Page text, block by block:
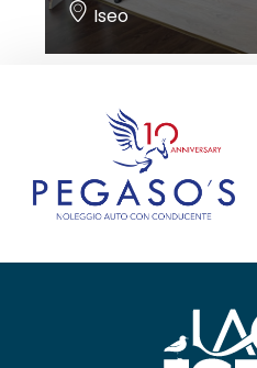
Iseo